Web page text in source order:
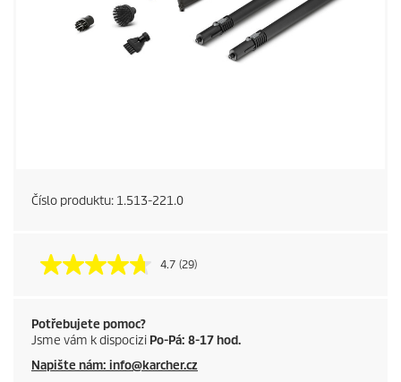
Číslo produktu: 1.513-221.0
4.7 (29)
Potřebujete pomoc?
Jsme vám k dispocizi Po-Pá: 8-17 hod.
Napište nám: info@karcher.cz